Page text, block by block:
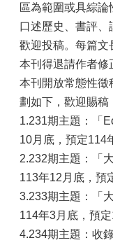
區為範圍或具綜論
口述歷史、書評、
歡迎投稿。每篇文
本刊得退請作者修
本刊開放常態性徵
劃如下，歡迎賜稿
1.231期主題：「
10月底，預定114
2.232期主題：「
113年12月底，預
3.233期主題：「
114年3月底，預
4.234期主題：收